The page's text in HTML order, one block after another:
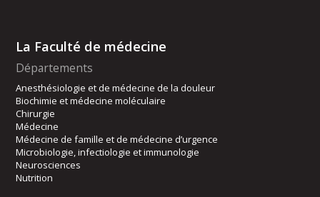
La Faculté de médecine
Départements
Anesthésiologie et de médecine de la douleur
Biochimie et médecine moléculaire
Chirurgie
Médecine
Médecine de famille et de médecine d’urgence
Microbiologie, infectiologie et immunologie
Neurosciences
Nutrition